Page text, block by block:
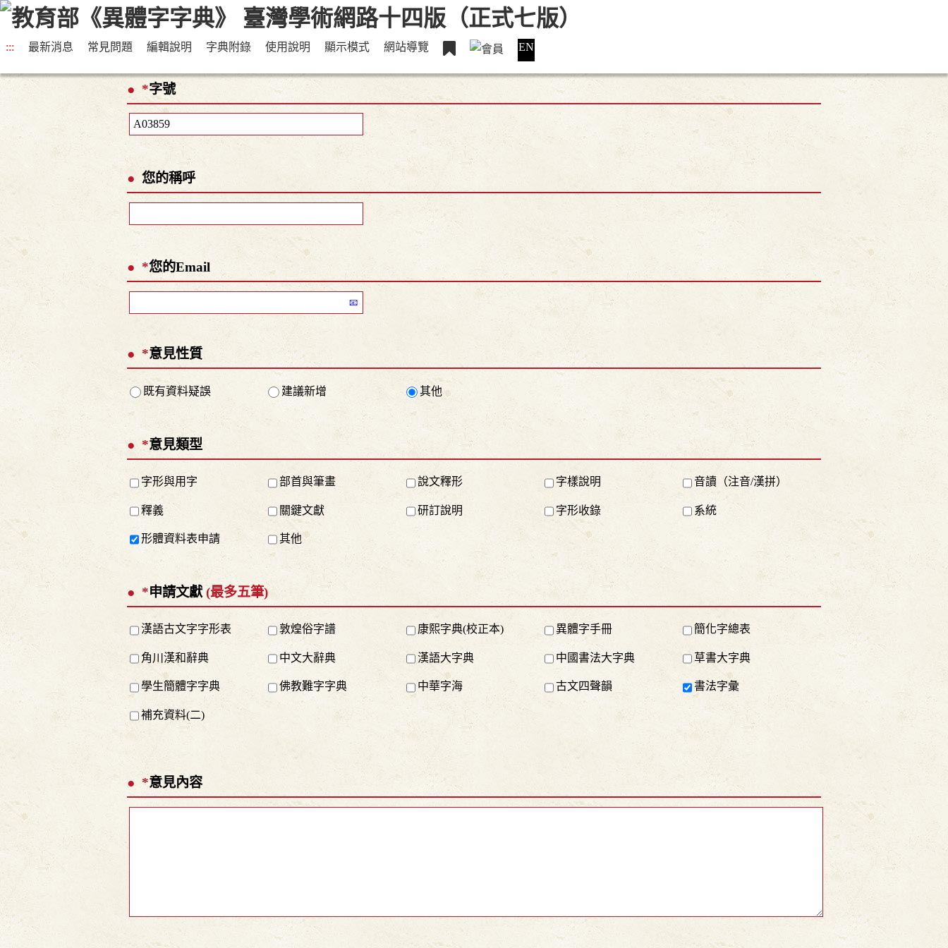
::: 最新消息 常見問題 編輯說明 字典附錄 使用說明 顯示模式 網站導覽 EN
*字號
您的稱呼
*您的Email
*意見性質
既有資料疑誤 建議新增 其他
*意見類型
字形與用字 部首與筆畫 說文釋形 字樣說明 音讀（注音/漢拼）
釋義 關鍵文獻 研訂說明 字形收錄 系統
形體資料表申請 其他
*申請文獻 (最多五筆)
漢語古文字字形表 敦煌俗字譜 康熙字典(校正本) 異體字手冊 簡化字總表
角川漢和辭典 中文大辭典 漢語大字典 中國書法大字典 草書大字典
學生簡體字字典 佛教難字字典 中華字海 古文四聲韻 書法字彙
補充資料(二)
*意見內容